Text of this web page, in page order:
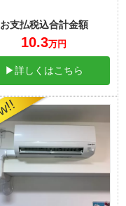
お支払税込合計金額
10.3万円
▶詳しくはこちら